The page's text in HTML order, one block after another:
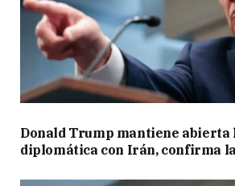
Donald Trump mantiene abierta
diplomática con Irán, confirma